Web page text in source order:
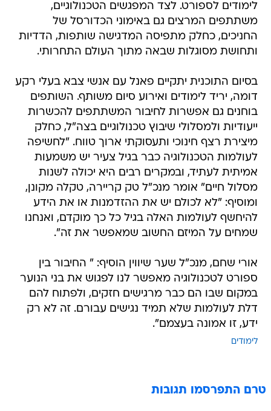
לימודים לספורט. לצד המפגשים הטכנולוגיים,
משתתפים המרצים גם באימוני הכדורסל של
החניכים, כחלק מתפיסה המדגישה שותפות, הדדיות
ותחושת מסוגלות שבאה מתוך העולם התחרותי.
בסיום התוכנית יתקיים פאנל עם אנשי צבא בעלי רקע
דומה, יריד לימודים ואירוע סיום משותף. השותפים
בוחנים גם אפשרות לחיבור המשתתפים להכשרות
ייעודיות ולמסלולי שיבוץ טכנולוגיים בצה"ל, כחלק
מיצירת רצף חינוכי ותעסוקתי ארוך טווח. "לחשיפה
לעולמות הטכנולוגיה כבר בגיל צעיר יש משמעות
אמיתית לעתיד, ובמקרים רבים היא יכולה לשנות
מסלול חיים" אומר מנכ"ל טק קריירה, טקלה מקונן,
ומוסיף: "לא לכולם יש את ההזדמנות או את הידע
להיחשף לעולמות האלה בגיל כל כך מוקדם, ואנחנו
שמחים על המיזם החשוב שמאפשר את זה".
אורי שחם, מנכ"ל שער שיווין הוסיף: " החיבור בין
ספורט לטכנולוגיה מאפשר לנו לפגוש את בני הנוער
במקום שבו הם כבר מרגישים חזקים, ולפתוח להם
דלת לעולמות שלא תמיד נגישים עבורם. זה לא רק
ידע, זו אמונה בעצמם".
לימודים
טרם התפרסמו תגובות